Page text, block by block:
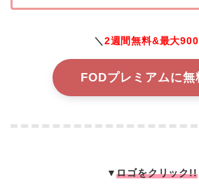
＼ 2週間無料&最大
FODプレミアムに無
▼ロゴをクリック!!